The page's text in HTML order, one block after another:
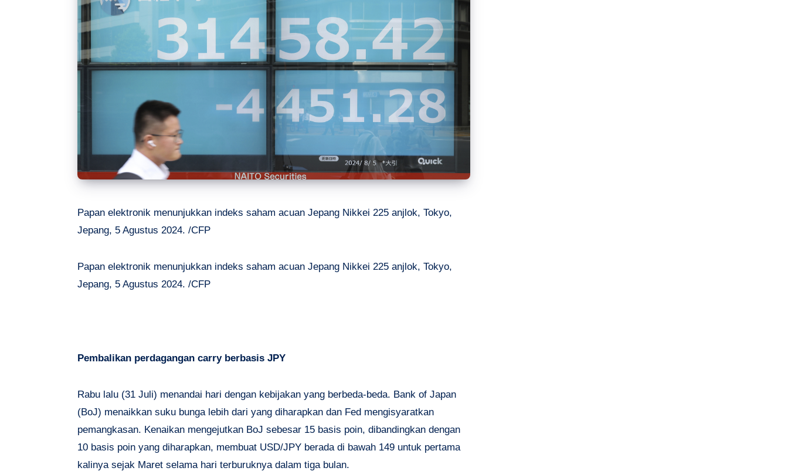
Papan elektronik menunjukkan indeks saham acuan Jepang Nikkei 225 anjlok, Tokyo,
Jepang, 5 Agustus 2024. /CFP
Papan elektronik menunjukkan indeks saham acuan Jepang Nikkei 225 anjlok, Tokyo,
Jepang, 5 Agustus 2024. /CFP
Pembalikan perdagangan carry berbasis JPY
Rabu lalu (31 Juli) menandai hari dengan kebijakan yang berbeda-beda. Bank of Japan
(BoJ) menaikkan suku bunga lebih dari yang diharapkan dan Fed mengisyaratkan
pemangkasan. Kenaikan mengejutkan BoJ sebesar 15 basis poin, dibandingkan dengan
10 basis poin yang diharapkan, membuat USD/JPY berada di bawah 149 untuk pertama
kalinya sejak Maret selama hari terburuknya dalam tiga bulan.